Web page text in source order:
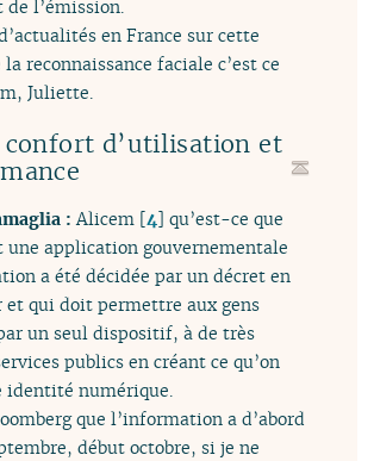
l’émission.
en France sur cette
reconnaissance faciale c’est ce
Juliette.
d’utilisation et
:Alicem [4] qu’est-ce que
une application gouvernementale
a été décidée par un décret en
et qui doit permettre aux gens
un seul dispositif, à de très
publics en créant ce qu’on
identité numérique.
que l’information a d’abord
début octobre, si je ne